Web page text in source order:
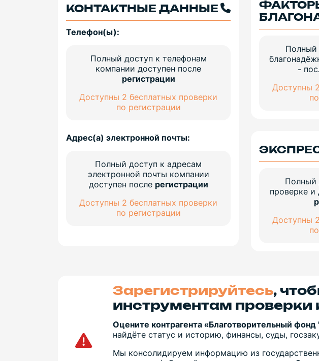
КОНТАКТНЫЕ ДАННЫЕ
Телефон(ы):
Полный доступ к телефонам
компании доступен после
регистрации
Доступны 2 бесплатных проверки
по регистрации
Адрес(а) электронной почты:
Полный доступ к адресам
электронной почты компании
доступен после регистрации
Доступны 2 бесплатных проверки
по регистрации
Полный
-
Доступны
Полный
проверке
Доступны
Зарегистрируйтесь,
инструментам проверки
Оцените контрагента «Благотворительный
найдёте статус и историю, финансы, суды,
Мы консолидируем информацию из